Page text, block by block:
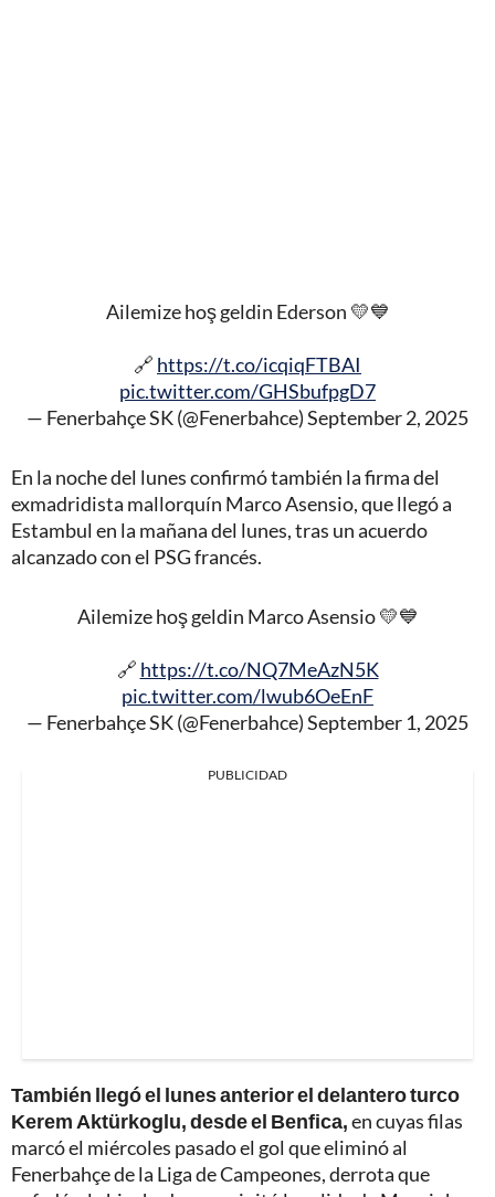
Ailemize hoş geldin Ederson 💛💙
🔗 https://t.co/icqiqFTBAI
pic.twitter.com/GHSbufpgD7
— Fenerbahçe SK (@Fenerbahce)September 2, 2025
En la noche del lunes confirmó también la firma del
exmadridista mallorquín Marco Asensio, que llegó a
Estambul en la mañana del lunes, tras un acuerdo
alcanzado con el PSG francés.
Ailemize hoş geldin Marco Asensio 💛💙
🔗 https://t.co/NQ7MeAzN5K
pic.twitter.com/lwub6OeEnF
— Fenerbahçe SK (@Fenerbahce)September 1, 2025
PUBLICIDAD
También llegó el lunes anterior el delantero turco
Kerem Aktürkoglu, desde el Benfica,en cuyas filas
marcó el miércoles pasado el gol que eliminó al
Fenerbahçe de la Liga de Campeones, derrota que